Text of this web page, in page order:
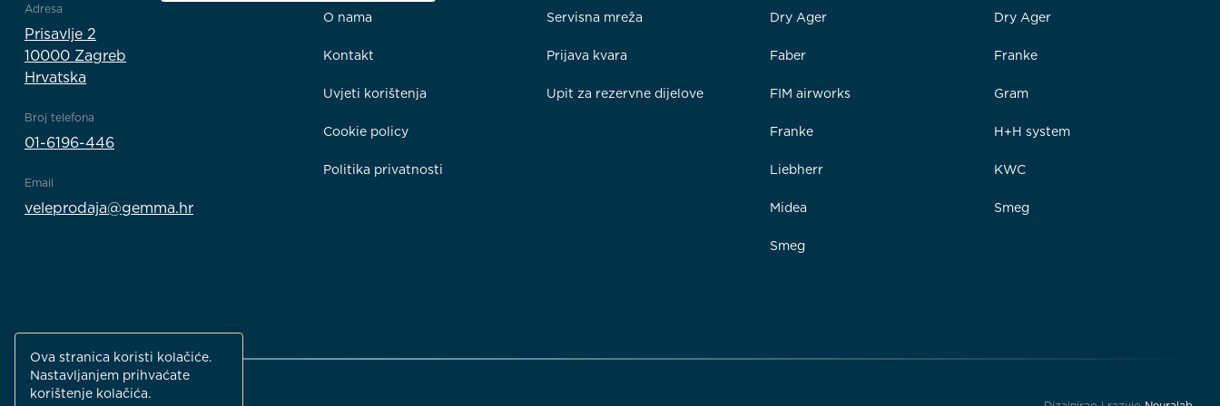
Adresa
Prisavlje 2
10000 Zagreb
Hrvatska
Broj telefona
01-6196-446
Email
veleprodaja@gemma.hr
O nama
Kontakt
Uvjeti korištenja
Cookie policy
Politika privatnosti
Servisna mreža
Prijava kvara
Upit za rezervne dijelove
Dry Ager
Faber
FIM airworks
Franke
Liebherr
Midea
Smeg
Dry Ager
Franke
Gram
H+H system
KWC
Smeg
Ova stranica koristi kolačiće.
Nastavljanjem prihvaćate
korištenje kolačića.